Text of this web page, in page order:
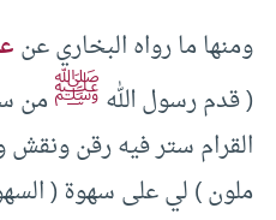
ومنها ما رواه البخاري عن
(‏ قدم رسول اللهﷺمن
القرام ستر فيه رقن
ملون )‏ لي على سهوة (‏